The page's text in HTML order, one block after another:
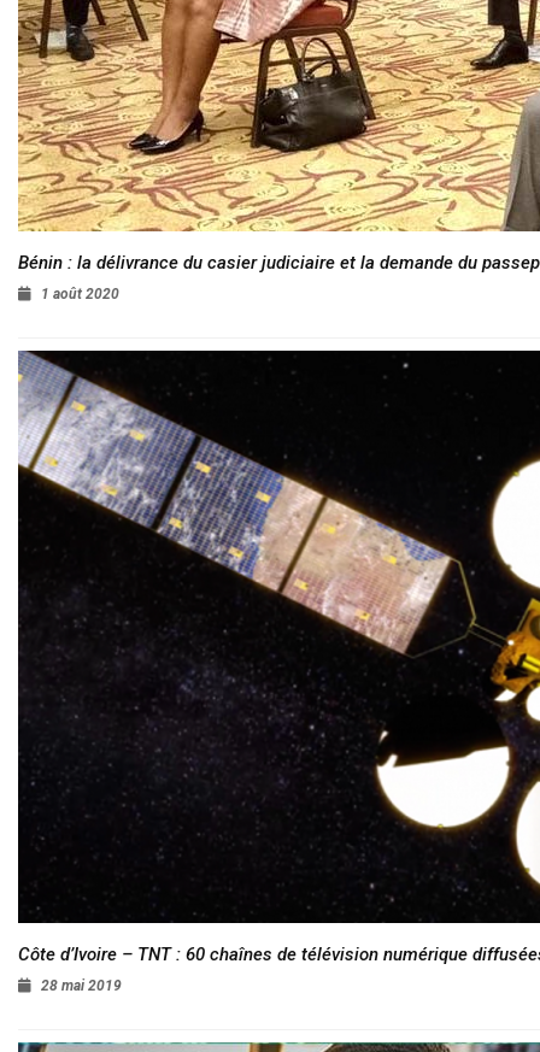
Bénin : la délivrance du casier judiciaire et la demande du
1 août 2020
Côte d’Ivoire – TNT : 60 chaînes de télévision numérique
28 mai 2019